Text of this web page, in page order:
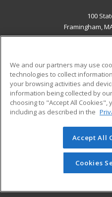
100
Framingham,
ADDITIONAL
Military
Financial Assistance
Help
© 2026 ed2go, a division of
reserved. The material on
redistributed unless you
permission from
We and our partners may use
technologies to collect
your browsing activities and
information being collected by
choosing to "Accept All
including as described in the
Accept All
Cookies